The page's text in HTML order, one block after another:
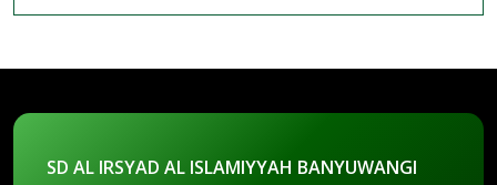
SD AL IRSYAD AL ISLAMIYYAH BANYUWANGI